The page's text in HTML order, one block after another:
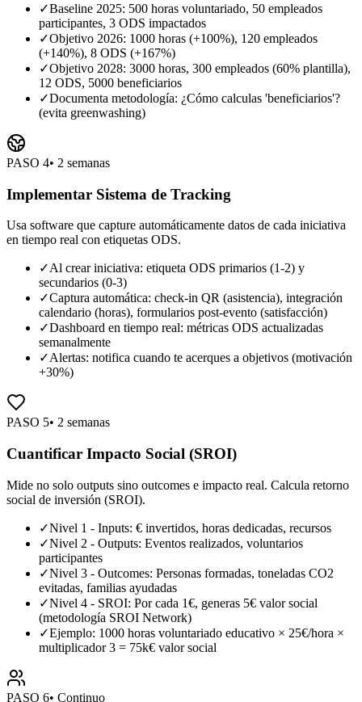
✓Baseline 2025: 500 horas voluntariado, 50 empleados
participantes, 3 ODS impactados
✓Objetivo 2026: 1000 horas (+100%), 120 empleados
(+140%), 8 ODS (+167%)
✓Objetivo 2028: 3000 horas, 300 empleados (60% plantilla),
12 ODS, 5000 beneficiarios
✓Documenta metodología: ¿Cómo calculas 'beneficiarios'?
(evita greenwashing)
PASO 4• 2 semanas
Implementar Sistema de Tracking
Usa software que capture automáticamente datos de cada iniciativa
en tiempo real con etiquetas ODS.
✓Al crear iniciativa: etiqueta ODS primarios (1-2) y
secundarios (0-3)
✓Captura automática: check-in QR (asistencia), integración
calendario (horas), formularios post-evento (satisfacción)
✓Dashboard en tiempo real: métricas ODS actualizadas
semanalmente
✓Alertas: notifica cuando te acerques a objetivos (motivación
+30%)
PASO 5• 2 semanas
Cuantificar Impacto Social (SROI)
Mide no solo outputs sino outcomes e impacto real. Calcula retorno
social de inversión (SROI).
✓Nivel 1 - Inputs: € invertidos, horas dedicadas, recursos
✓Nivel 2 - Outputs: Eventos realizados, voluntarios
participantes
✓Nivel 3 - Outcomes: Personas formadas, toneladas CO2
evitadas, familias ayudadas
✓Nivel 4 - SROI: Por cada 1€, generas 5€ valor social
(metodología SROI Network)
✓Ejemplo: 1000 horas voluntariado educativo × 25€/hora ×
multiplicador 3 = 75k€ valor social
PASO 6• Continuo